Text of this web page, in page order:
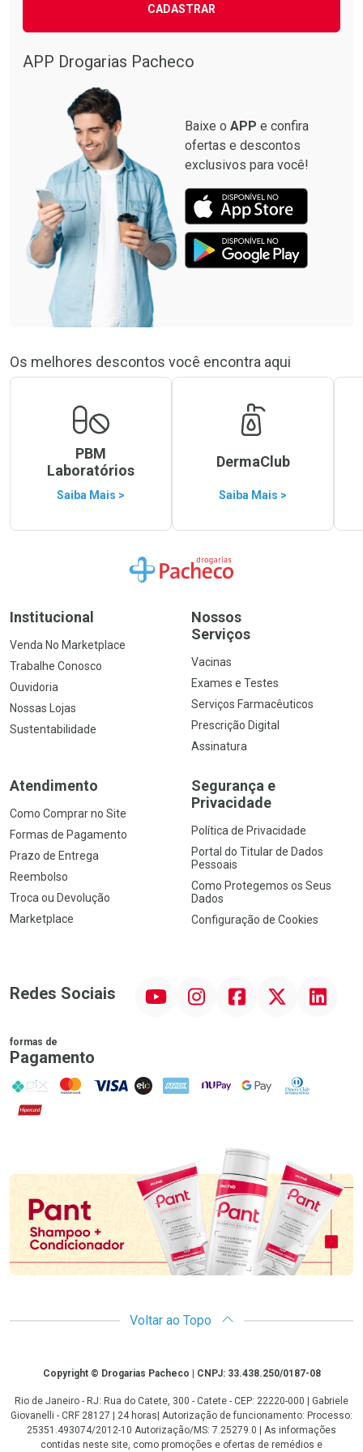
CADASTRAR
APP Drogarias Pacheco
Baixe o APP e confira
ofertas e descontos
exclusivos para você!
Os melhores descontos você encontra aqui
PBM
Laboratórios
Saiba Mais >
DermaClub
Saiba Mais >
Ir para a Home
Institucional
Venda No Marketplace
Trabalhe Conosco
Ouvidoria
Nossas Lojas
Sustentabilidade
Nossos
Serviços
Vacinas
Exames e Testes
Serviços Farmacêuticos
Prescrição Digital
Assinatura
Atendimento
Como Comprar no Site
Formas de Pagamento
Prazo de Entrega
Reembolso
Troca ou Devolução
Marketplace
Segurança e
Privacidade
Política de Privacidade
Portal do Titular de Dados
Pessoais
Como Protegemos os Seus
Dados
Configuração de Cookies
Redes Sociais InstagramFacebookTwitter Linkedin
formas de
Pagamento
PIX MasterCard
VISA ELO AMEX NuPay Google PayDiners Club
Hipercard
Promoção em Destaque
Voltar ao Topo
CopyrightCopyright © Drogarias Pacheco | CNPJ: 33.438.250/0187-08
Rio de Janeiro - RJ: Rua do Catete, 300 - Catete - CEP: 22220-000 | Gabriele
Giovanelli - CRF 28127 | 24 horas| Autorização de funcionamento: Processo:
25351.493074/2012-10 Autorização/MS: 7.25279.0 | As informações
contidas neste site, como promoções e ofertas de remédios e